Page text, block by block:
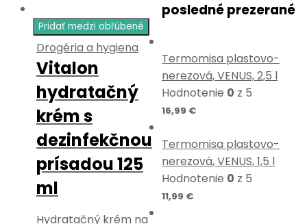
Pridať medzi obľúbené
Drogéria a hygiena
Vitalon
hydratačný
krém s
dezinfekčnou
prísadou 125
ml
Hydratačný krém na
posledné prezerané
Termomisa plastovo-
nerezová, VENUS, 2,5 l
Hodnotenie 0 z 5
16,99 €
Termomisa plastovo-
nerezová, VENUS, 1,5 l
Hodnotenie 0 z 5
11,99 €